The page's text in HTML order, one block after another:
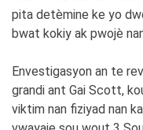
pita detèmine ke yo
bwat kokiy ak pwojè
Envestigasyon an te
grandi ant Gai Scott,
viktim nan fiziyad nan